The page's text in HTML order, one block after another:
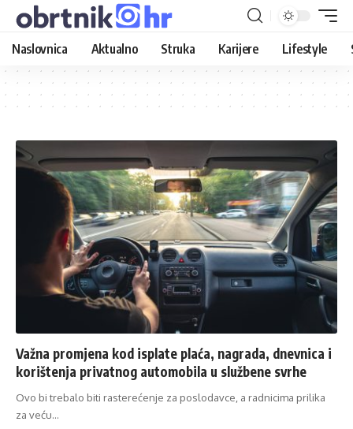
Naslovnica Aktualno Struka Karijere Lifestyle
Važna promjena kod isplate plaća, nagrada, dnevnica i
korištenja privatnog automobila u službene svrhe
Ovo bi trebalo biti rasterećenje za poslodavce, a radnicima prilika
za veću…